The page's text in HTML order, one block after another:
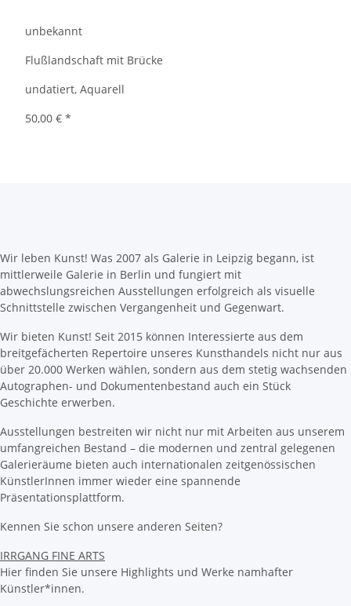
unbekannt
Flußlandschaft mit Brücke
undatiert, Aquarell
50,00 € *
Wir leben Kunst! Was 2007 als Galerie in Leipzig begann, ist
mittlerweile Galerie in Berlin und fungiert mit
abwechslungsreichen Ausstellungen erfolgreich als visuelle
Schnittstelle zwischen Vergangenheit und Gegenwart.
Wir bieten Kunst! Seit 2015 können Interessierte aus dem
breitgefächerten Repertoire unseres Kunsthandels nicht nur aus
über 20.000 Werken wählen, sondern aus dem stetig wachsenden
Autographen- und Dokumentenbestand auch ein Stück
Geschichte erwerben.
Ausstellungen bestreiten wir nicht nur mit Arbeiten aus unserem
umfangreichen Bestand – die modernen und zentral gelegenen
Galerieräume bieten auch internationalen zeitgenössischen
KünstlerInnen immer wieder eine spannende
Präsentationsplattform.
Kennen Sie schon unsere anderen Seiten?
IRRGANG FINE ARTS
Hier finden Sie unsere Highlights und Werke namhafter
Künstler*innen.